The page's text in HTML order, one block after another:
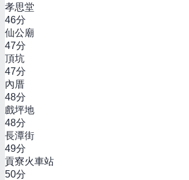
孝思堂
46分
仙公廟
47分
頂坑
47分
內厝
48分
戲坪地
48分
長潭街
49分
貢寮火車站
50分